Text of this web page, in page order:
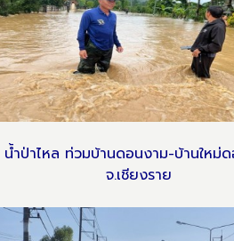
น้ำป่าไหล ท่วมบ้านดอนงาม-บ้านใหม่
จ.เชียงราย